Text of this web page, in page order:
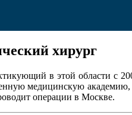
хирург
в этой области с
медицинскую
операции в Москве.